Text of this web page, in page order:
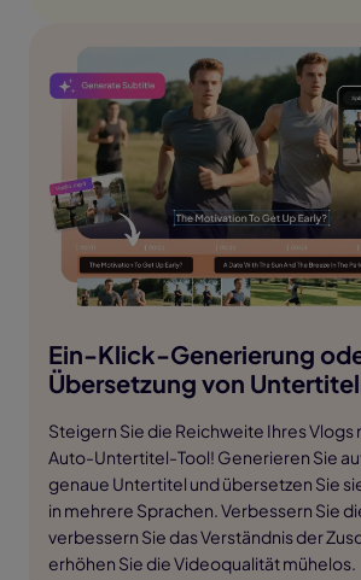
Ein-Klick-Generierung
Übersetzung von
Steigern Sie die Reichweite Ihres Vlogs
Auto-Untertitel-Tool! Generieren Sie
genaue Untertitel und übersetzen Sie
in mehrere Sprachen. Verbessern Sie
verbessern Sie das Verständnis der
erhöhen Sie die Videoqualität mühelos.